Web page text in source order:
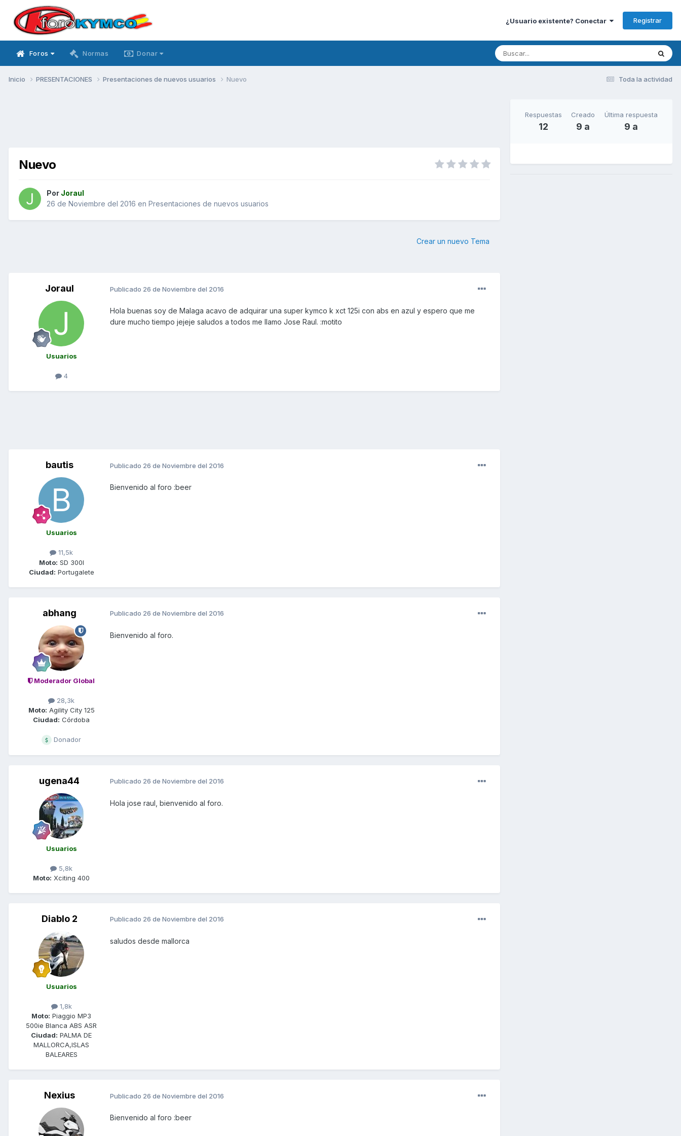
¿Usuario existente? Conectar Registrar
Foros Normas Donar
Toda la actividad
Inicio PRESENTACIONES Presentaciones de nuevos usuarios Nuevo
Nuevo
Por Joraul
26 de Noviembre del 2016 en Presentaciones de nuevos usuarios
Crear un nuevo Tema
Joraul
Usuarios
4
Publicado 26 de Noviembre del 2016
Hola buenas soy de Malaga acavo de adquirar una super kymco k xct 125i con abs en azul y espero que me
dure mucho tiempo jejeje saludos a todos me llamo Jose Raul. :motito
bautis
Usuarios
11,5k
Moto: SD 300I
Ciudad: Portugalete
Publicado 26 de Noviembre del 2016
Bienvenido al foro :beer
abhang
Moderador Global
28,3k
Moto: Agility City 125
Ciudad: Córdoba
Donador
Publicado 26 de Noviembre del 2016
Bienvenido al foro.
ugena44
Usuarios
5,8k
Moto: Xciting 400
Publicado 26 de Noviembre del 2016
Hola jose raul, bienvenido al foro.
Diablo 2
Usuarios
1,8k
Moto: Piaggio MP3
500ie Blanca ABS ASR
Ciudad: PALMA DE
MALLORCA,ISLAS
BALEARES
Publicado 26 de Noviembre del 2016
saludos desde mallorca
Nexius Publicado 26 de Noviembre del 2016
Bienvenido al foro :beer
Respuestas
12
Creado
9 a
Última respuesta
9 a